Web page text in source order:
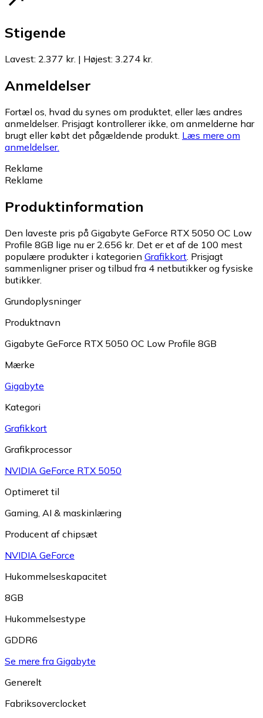
Stigende
Lavest: 2.377 kr. | Højest: 3.274 kr.
Anmeldelser
Fortæl os, hvad du synes om produktet, eller læs andres
anmeldelser. Prisjagt kontrollerer ikke, om anmelderne har
brugt eller købt det pågældende produkt. Læs mere om
anmeldelser.
Reklame
Reklame
Produktinformation
Den laveste pris på Gigabyte GeForce RTX 5050 OC Low
Profile 8GB lige nu er 2.656 kr. Det er et af de 100 mest
populære produkter i kategorien Grafikkort. Prisjagt
sammenligner priser og tilbud fra 4 netbutikker og fysiske
butikker.
Grundoplysninger
Produktnavn
Gigabyte GeForce RTX 5050 OC Low Profile 8GB
Mærke
Gigabyte
Kategori
Grafikkort
Grafikprocessor
NVIDIA GeForce RTX 5050
Optimeret til
Gaming, AI & maskinlæring
Producent af chipsæt
NVIDIA GeForce
Hukommelseskapacitet
8GB
Hukommelsestype
GDDR6
Se mere fra Gigabyte
Generelt
Fabriksoverclocket